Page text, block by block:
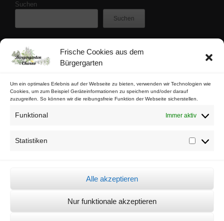
Frische Cookies aus dem
Bürgergarten
Um ein optimales Erlebnis auf der Webseite zu bieten, verwenden wir Technologien wie
Cookies, um zum Beispiel Geräteinformationen zu speichern und/oder darauf
zuzugreifen. So können wir die reibungsfreie Funktion der Webseite sicherstellen.
Funktional Immer aktiv
Statistiken
Alle akzeptieren
Nur funktionale akzeptieren
Suchen
Suchen
Zuletzt veröffentlicht
Buschfunk-Rezensionen: Gartenkrimis von Maren Gießwald
Buschfunk-Rezensionen: Gartenkrimis von Martina Parker
Buschfunk-Rezensionen: Schrebergartenkrimis von Mona Nikolay
Tschaabgsi-Körbchen